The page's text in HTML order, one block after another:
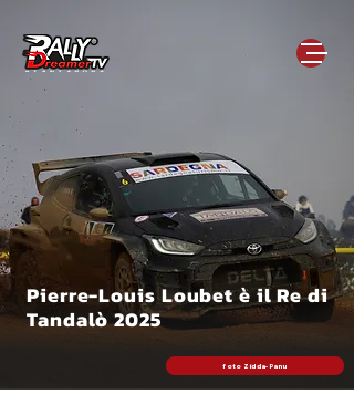
Pierre-Louis Loubet è il Re di
Tandalò 2025
foto Zidda-Panu